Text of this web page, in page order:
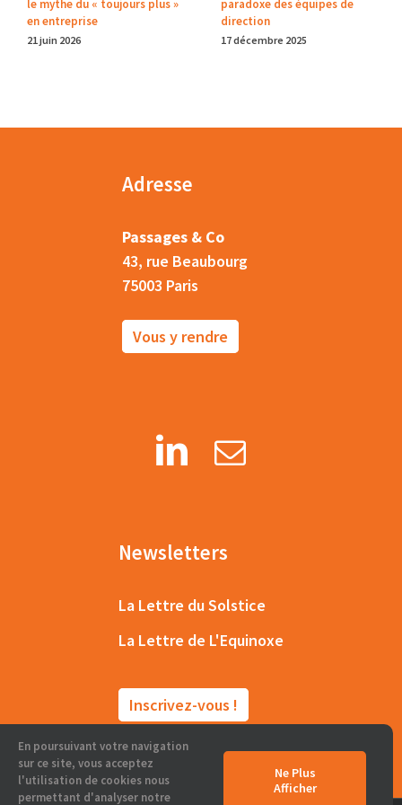
le mythe du « toujours plus »
en entreprise
21 juin 2026
paradoxe des équipes de
direction
17 décembre 2025
Adresse
Passages & Co
43, rue Beaubourg
75003 Paris
Vous y rendre
Newsletters
La Lettre du Solstice
La Lettre de L'Equinoxe
Inscrivez-vous !
En poursuivant votre navigation
sur ce site, vous acceptez
l'utilisation de cookies nous
permettant d'analyser notre
Ne Plus
Afficher